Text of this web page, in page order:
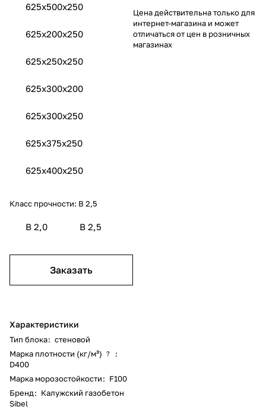
625x500x250
625x200x250
625x250x250
625x300х200
625x300x250
625x375x250
625x400x250
Класс прочности: B 2,5
B 2,0 B 2,5
Заказать
Характеристики
Тип блока: стеновой
Марка плотности (кг/м³)
?
:
D400
Марка морозостойкости: F100
Бренд: Калужский газобетон
Sibel
Цена действительна только для
интернет-магазина и может
отличаться от цен в розничных
магазинах